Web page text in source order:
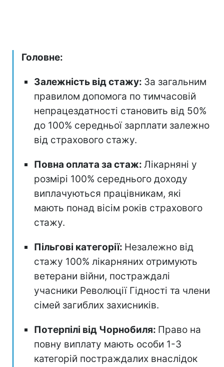
Головне:
Залежність від стажу: За загальним
правилом допомога по тимчасовій
непрацездатності становить від 50%
до 100% середньої зарплати залежно
від страхового стажу.
Повна оплата за стаж: Лікарняні у
розмірі 100% середнього доходу
виплачуються працівникам, які
мають понад вісім років страхового
стажу.
Пільгові категорії: Незалежно від
стажу 100% лікарняних отримують
ветерани війни, постраждалі
учасники Революції Гідності та члени
сімей загиблих захисників.
Потерпілі від Чорнобиля: Право на
повну виплату мають особи 1-3
категорій постраждалих внаслідок